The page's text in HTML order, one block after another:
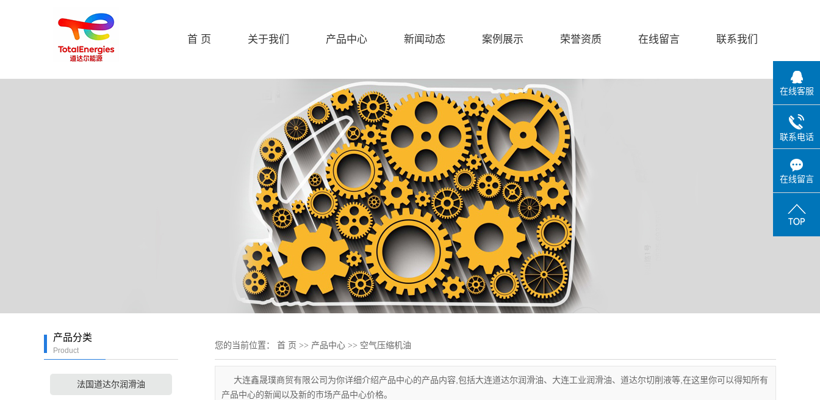
首 页 关于我们 产品中心 新闻动态 案例展示 荣誉资质 在线留言 联系我们
产品分类
Product
法国道达尔润滑油
您的当前位置： 首 页 >> 产品中心 >> 空气压缩机油
大连鑫晟璞商贸有限公司为你详细介绍产品中心的产品内容,包括大连道达尔润滑油、大连工业润滑油、道达尔切削液等,在这里你可以得知所有
产品中心的新闻以及新的市场产品中心价格。
在线客服
联系电话
在线留言